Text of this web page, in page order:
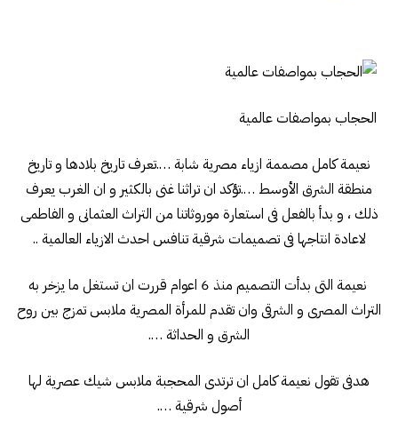
الحجاب بمواصفات عالمية
نعيمة كامل مصممة ازياء مصرية شابة ….تعرف تاريخ بلادها و تاريخ
منطقة الشرق الأوسط ….تؤكد ان تراثنا غنى بالكثير و ان الغرب يعرف
ذلك ، و بدأ بالفعل فى استعارة موروثاتنا من التراث العثمانى و الفاطمى
لاعادة انتاجها فى تصميمات شرقية تنافس احدث الازياء العالمية ..
نعيمة التى بدأت التصميم منذ 6 اعوام قررت ان تستغل ما يزخر به
التراث المصرى و الشرقى وان تقدم للمرأة المصرية ملابس تمزج بين روح
الشرق و الحداثة ….
هدفى تقول نعيمة كامل ان ترتدى المحجبة ملابس شيك عصرية لها
أصول شرقية ….